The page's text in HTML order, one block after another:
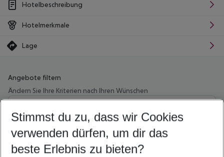
Hotelbeschreibung
Hotelmerkmale
Lage
Angebote filtern
Ändern Sie Ihre Kriterien nach Ihren Wünschen
Wähle deinen Abflughafen
Beliebiger Abflughafen
Wähle deinen Reisezeitraum
5-8 Nächte
Stimmst du zu, dass wir Cookies
verwenden dürfen, um dir das
beste Erlebnis zu bieten?